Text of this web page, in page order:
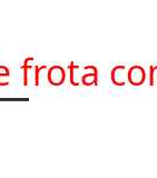
frota